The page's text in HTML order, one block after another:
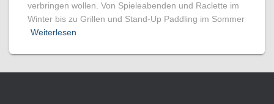
verbringen wollen. Von Spieleabenden und Raclette im
Winter bis zu Grillen und Stand-Up Paddling im Sommer
Weiterlesen